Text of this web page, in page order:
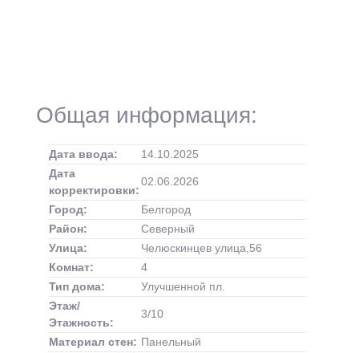
Общая информация:
Дата ввода:
14.10.2025
Дата
корректировки:
02.06.2026
Город:
Белгород
Район:
Северный
Улица:
Челюскинцев улица,56
Комнат:
4
Тип дома:
Улучшенной пл.
Этаж/
Этажность:
3/10
Материал стен: Панельный